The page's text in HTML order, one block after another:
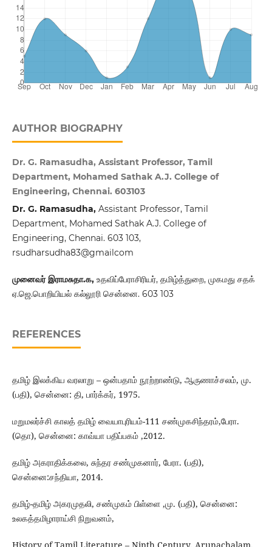
AUTHOR BIOGRAPHY
Dr. G. Ramasudha, Assistant Professor, Tamil
Department, Mohamed Sathak A.J. College of
Engineering, Chennai. 603103
Dr. G. Ramasudha, Assistant Professor, Tamil
Department, Mohamed Sathak A.J. College of
Engineering, Chennai. 603 103,
rsudharsudha83@gmailcom
முனைவர் இராமசுதா.க, உதவிப்பேராசிரியர், தமிழ்த்துறை, முகமது சதக்
ஏ.ஜெ.பொறியியல் கல்லூரி சென்னை. 603 103
REFERENCES
தமிழ் இலக்கிய வரலாறு – ஒன்பதாம் நூற்றாண்டு, ஆருணாச்சலம், மு.
(பதி), சென்னை: தி, பார்க்கர், 1975.
மறுமலர்ச்சி காலத் தமிழ் வையாபுரியம்-111 சண்முகசிந்தரம்,பேரா.
(தொ), சென்னை: காவ்யா பதிப்பகம் ,2012.
தமிழ் அகராதிக்கலை, சுந்தர சண்முகனார், பேரா. (பதி),
சென்னை:சந்தியா, 2014.
தமிழ்-தமிழ் அகரமுதலி, சண்முகம் பிள்ளை ,மு. (பதி), சென்னை:
உலகத்தமிழாராய்சி நிறுவனம்,